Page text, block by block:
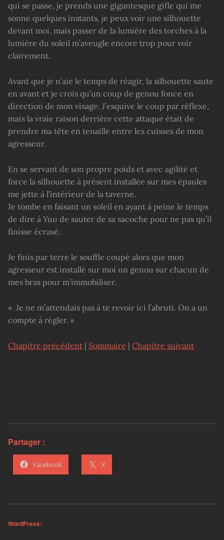
qui se passe, je prends une gigantesque gifle qui me
sonne quelques instants, je peux voir une silhouette
devant moi, mais passer de la lumière des torches à la
lumière du soleil m’aveugle encore trop pour voir
clairement.
Avant que je n’aie le temps de réagir, la silhouette saute
en avant et je crois qu’un coup de genou fonce en
direction de mon visage. J’esquive le coup par réflexe,
mais la vraie raison derrière cette attaque était de
prendre ma tête en tenaille entre les cuisses de mon
agresseur.
En se servant de son propre poids et avec agilité et
force la silhouette à présent installée sur mes épaules
me jette à l’intérieur de la taverne.
Je tombe en faisant un soleil en ayant à peine le temps
de dire à Yuu de sauter de sa sacoche pour ne pas qu’il
finisse écrasé.
Je finis par terre le souffle coupé alors que mon
agresseur est installé sur moi un genou sur chacun de
mes bras pour m’immobiliser.
« Je ne m’attendais pas à te revoir ici l’abruti. On a un
compte à régler. »
Chapitre précédent | Sommaire | Chapitre suivant
Partager :
Facebook X
WordPress: